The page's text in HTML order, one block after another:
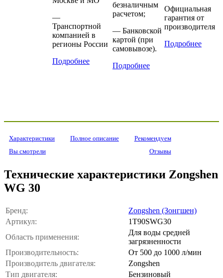
—
Транспортной
компанией в
регионы России
Подробнее
безналичным
расчетом;
— Банковской
картой (при
самовывозе).
Подробнее
Официальная
гарантия от
производителя
Подробнее
Характеристики Полное описание
Рекомендуем
Вы смотрели
Отзывы
Технические характеристики Zongshen
WG 30
Бренд:
Zongshen (Зонгшен)
Артикул:
1T90SWG30
Область применения:
Для воды средней
загрязненности
Производительность:
От 500 до 1000 л/мин
Производитель двигателя:
Zongshen
Тип двигателя:
Бензиновый